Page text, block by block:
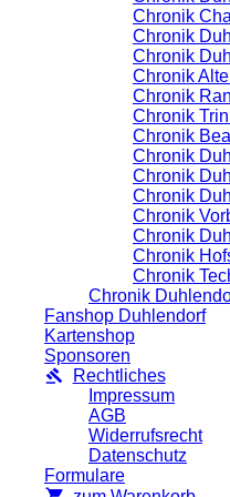
Chronik
Chronik
Chronik
Chronik
Chronik
Chronik
Chronik
Chronik
Chronik
Chronik
Chronik
Chronik
Chronik
Chronik
Chronik
Fanshop Duhlendorf
Kartenshop
Sponsoren
Rechtliches
Impressum
AGB
Widerrufsrecht
Datenschutz
Formulare